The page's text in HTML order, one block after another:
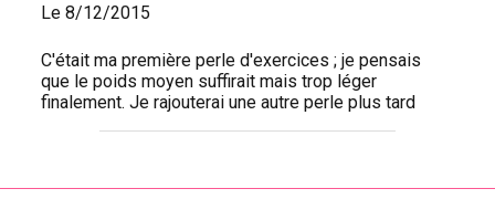
Le 8/12/2015
C'était ma première perle d'exercices ; je pensais
que le poids moyen suffirait mais trop léger
finalement. Je rajouterai une autre perle plus tard